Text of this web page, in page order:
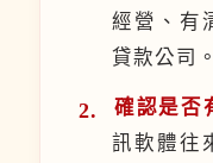
經營、有
貸款公司。
確認是否
訊軟體往